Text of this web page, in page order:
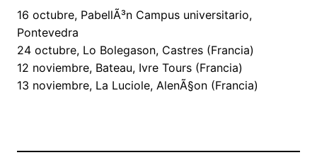
16 octubre, PabellÃ³n Campus universitario,
Pontevedra
24 octubre, Lo Bolegason, Castres (Francia)
12 noviembre, Bateau, Ivre Tours (Francia)
13 noviembre, La Luciole, AlenÃ§on (Francia)